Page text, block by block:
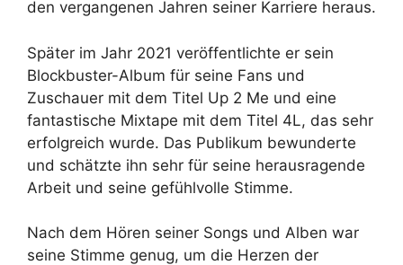
den vergangenen Jahren seiner Karriere heraus.
Später im Jahr 2021 veröffentlichte er sein
Blockbuster-Album für seine Fans und
Zuschauer mit dem Titel Up 2 Me und eine
fantastische Mixtape mit dem Titel 4L, das sehr
erfolgreich wurde. Das Publikum bewunderte
und schätzte ihn sehr für seine herausragende
Arbeit und seine gefühlvolle Stimme.
Nach dem Hören seiner Songs und Alben war
seine Stimme genug, um die Herzen der